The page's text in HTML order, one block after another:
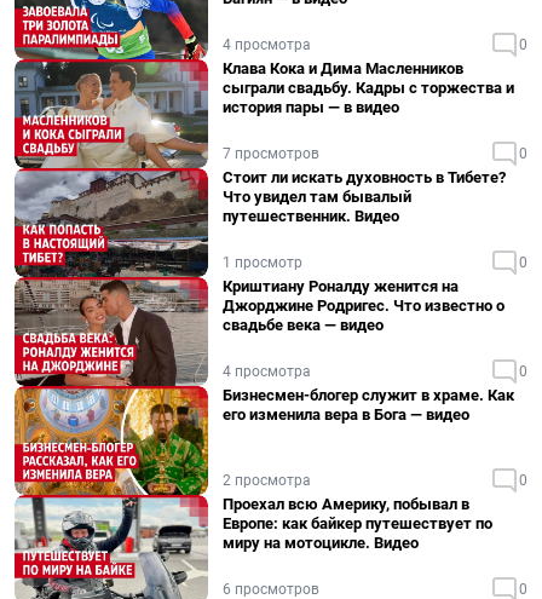
4 просмотра 0
Клава Кока и Дима Масленников
сыграли свадьбу. Кадры с торжества и
история пары — в видео
7 просмотров 0
Стоит ли искать духовность в Тибете?
Что увидел там бывалый
путешественник. Видео
1 просмотр 0
Криштиану Роналду женится на
Джорджине Родригес. Что известно о
свадьбе века — видео
4 просмотра 0
Бизнесмен-блогер служит в храме. Как
его изменила вера в Бога — видео
2 просмотра 0
Проехал всю Америку, побывал в
Европе: как байкер путешествует по
миру на мотоцикле. Видео
6 просмотров 0